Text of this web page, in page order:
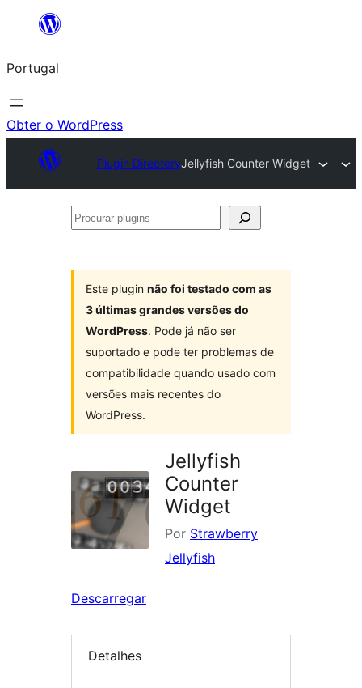
Saltar
o
conteúdo
Portugal
Obter o WordPress
Plugin DirectoryJellyfish Counter Widget
Procurar
Este plugin não foi testado com as
3 últimas grandes versões do
WordPress. Pode já não ser
suportado e pode ter problemas de
compatibilidade quando usado com
versões mais recentes do
WordPress.
Jellyfish
Counter
Widget
Por Strawberry
Jellyfish
Descarregar
Detalhes